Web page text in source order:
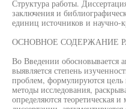
Структура работы.
заключения и
единиц источников и научно-
ОСНОВНОЕ СОДЕРЖАНИЕ
Во Введении обосновывается
выявляется степень
проблем, формулируются цель
методы исследования,
определяются теоретическая